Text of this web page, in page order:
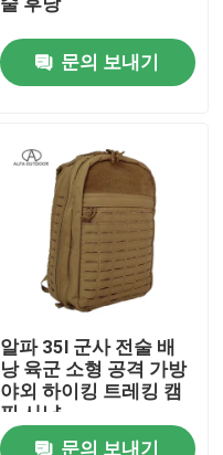
문의 보내기
알파 35l 군사 전술 배
낭 육군 소형 공격 가방
야외 하이킹 트레킹 캠
핑 사냥
문의 보내기